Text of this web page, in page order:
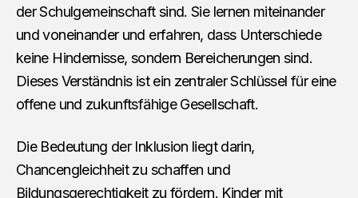
der Schulgemeinschaft sind. Sie lernen miteinander
und voneinander und erfahren, dass Unterschiede
keine Hindernisse, sondern Bereicherungen sind.
Dieses Verständnis ist ein zentraler Schlüssel für eine
offene und zukunftsfähige Gesellschaft.
Die Bedeutung der Inklusion liegt darin,
Chancengleichheit zu schaffen und
Bildungsgerechtigkeit zu fördern. Kinder mit